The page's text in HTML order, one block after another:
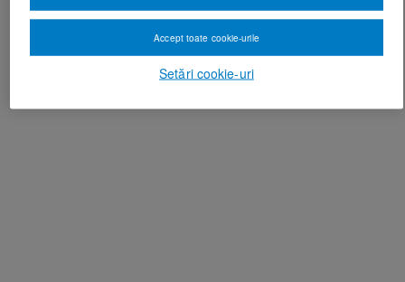
Setări cookie-uri
Accept toate cookie-urile